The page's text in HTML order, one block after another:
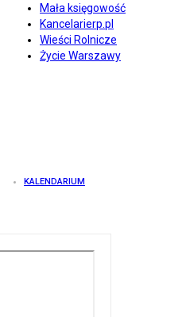
Mała księgowość
Kancelarierp.pl
Wieści Rolnicze
Życie Warszawy
KALENDARIUM